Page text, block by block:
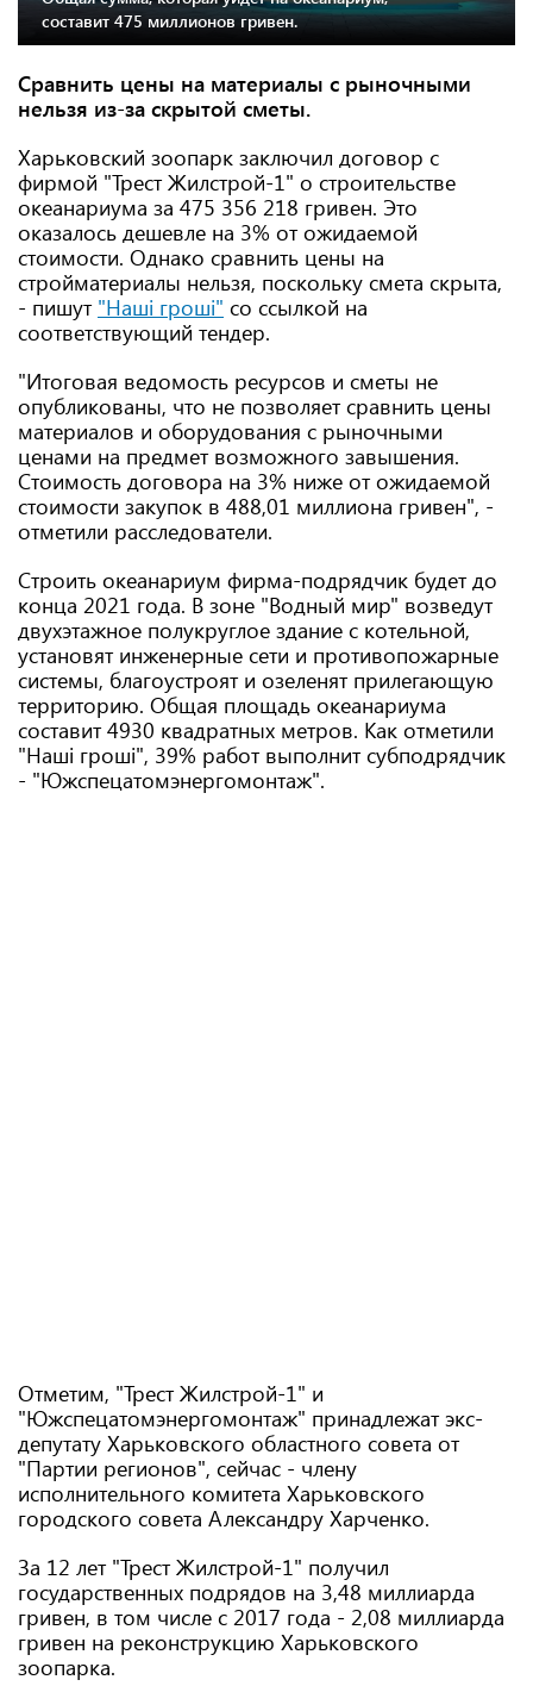
составит 475 миллионов гривен.
Сравнить цены на материалы с рыночными
нельзя из-за скрытой сметы.
Харьковский зоопарк заключил договор с
фирмой "Трест Жилстрой-1" о строительстве
океанариума за 475 356 218 гривен. Это
оказалось дешевле на 3% от ожидаемой
стоимости. Однако сравнить цены на
стройматериалы нельзя, поскольку смета скрыта,
- пишут "Наші гроші" со ссылкой на
соответствующий тендер.
"Итоговая ведомость ресурсов и сметы не
опубликованы, что не позволяет сравнить цены
материалов и оборудования с рыночными
ценами на предмет возможного завышения.
Стоимость договора на 3% ниже от ожидаемой
стоимости закупок в 488,01 миллиона гривен", -
отметили расследователи.
Строить океанариум фирма-подрядчик будет до
конца 2021 года. В зоне "Водный мир" возведут
двухэтажное полукруглое здание с котельной,
установят инженерные сети и противопожарные
системы, благоустроят и озеленят прилегающую
территорию. Общая площадь океанариума
составит 4930 квадратных метров. Как отметили
"Наші гроші", 39% работ выполнит субподрядчик
- "Южспецатомэнергомонтаж".
Отметим, "Трест Жилстрой-1" и
"Южспецатомэнергомонтаж" принадлежат экс-
депутату Харьковского областного совета от
"Партии регионов", сейчас - члену
исполнительного комитета Харьковского
городского совета Александру Харченко.
За 12 лет "Трест Жилстрой-1" получил
государственных подрядов на 3,48 миллиарда
гривен, в том числе с 2017 года - 2,08 миллиарда
гривен на реконструкцию Харьковского
зоопарка.